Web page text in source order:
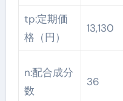
tp:定期価
格（円）
13,130
n:配合成分
数
36